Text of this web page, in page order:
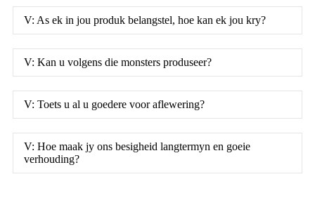
V: As ek in jou produk belangstel, hoe kan ek jou kry?
V: Kan u volgens die monsters produseer?
V: Toets u al u goedere voor aflewering?
V: Hoe maak jy ons besigheid langtermyn en goeie
verhouding?